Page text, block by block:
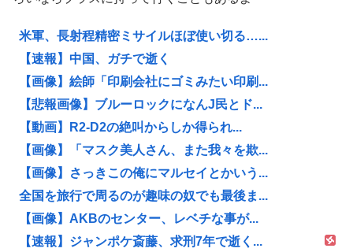
米軍、長射程精密ミサイルほぼ使い切る…...
【速報】中国、ガチで逝く
【画像】絵師「印刷会社にゴミみたい印刷...
【悲報画像】ブルーロックになんJ民とド...
【動画】R2-D2の絶叫からしか得られ...
【画像】「マスク美人さん、また我々を欺...
【画像】さっきこの俺にマルセイとかいう...
全国を旅行で周るのが趣味の奴でも最後ま...
【画像】AKBのセンター、レベチな事が...
【速報】ジャンポケ斎藤、求刑7年で逝く...